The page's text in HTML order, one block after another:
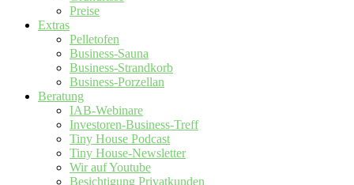
Preise
Extras
Pelletofen
Business-Sauna
Business-Strandkorb
Business-Porzellan
Beratung
IAB-Webinare
Investoren-Business-Treff
Tiny House Podcast
Tiny House-Newsletter
Wir auf Youtube
Besichtigung Privatkunden